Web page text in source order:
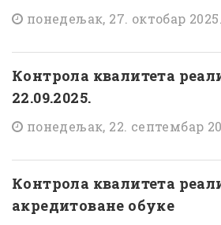
понедељак, 27. октобар 2025.
Контрола квалитета
22.09.2025.
понедељак, 22. септембар
Контрола квалитета
акредитоване обуке